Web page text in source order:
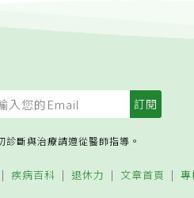
斷與治療請遵從醫師指導。
疾病百科 退休力 文章首頁